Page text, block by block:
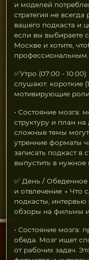
и моделей
стратегия не
вашего подкаста и
если вы выбираете
Москве и хотите,
профессиональным.
✅Утро (07:00 -
слушают: короткие
мотивирующие
• Состояние мозга:
структуру и план
сложные темы
утренние форматы
записать подкаст в
выпустить в нужное
✅ День / Обеденное
и отвлечение → Что
подкасты, интервью
обзоры на фильмы
• Состояние мозга:
обеда. Мозг ищет
от рабочих задач.